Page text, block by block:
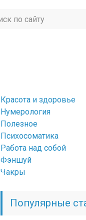
Красота и здоровье
Нумерология
Полезное
Психосоматика
Работа над собой
Фэншуй
Чакры
Популярные